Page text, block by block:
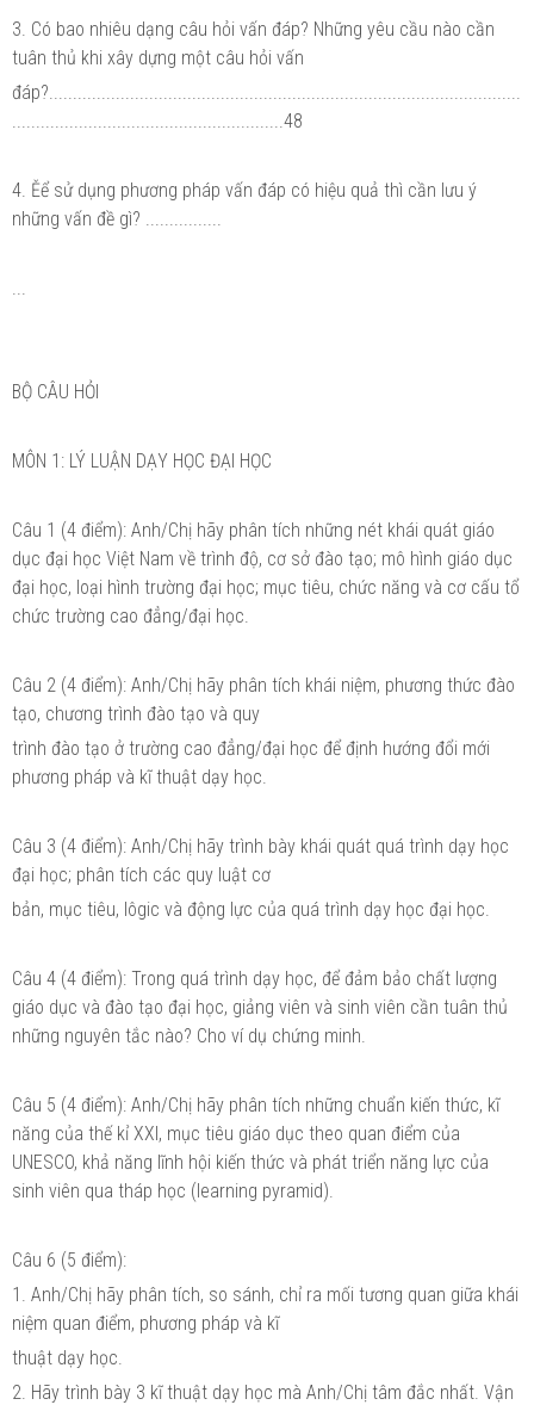
3. Có bao nhiêu dạng câu hỏi vấn đáp? Những yêu cầu nào cần
tuân thủ khi xây dựng một câu hỏi vấn
đáp?...................................................................................................
.........................................................48
4. Ěể sử dụng phương pháp vấn đáp có hiệu quả thì cần lưu ý
những vấn đề gì? ................
BỘ CÂU HỎI
MÔN 1: LÝ LUẬN DẠY HỌC ĐẠI HỌC
Câu 1 (4 điểm): Anh/Chị hãy phân tích những nét khái quát giáo
dục đại học Việt Nam về trình độ, cơ sở đào tạo; mô hình giáo dục
đại học, loại hình trường đại học; mục tiêu, chức năng và cơ cấu tổ
chức trường cao đẳng/đại học.
Câu 2 (4 điểm): Anh/Chị hãy phân tích khái niệm, phương thức đào
tạo, chương trình đào tạo và quy
trình đào tạo ở trường cao đẳng/đại học để định hướng đổi mới
phương pháp và kĩ thuật dạy học.
Câu 3 (4 điểm): Anh/Chị hãy trình bày khái quát quá trình dạy học
đại học; phân tích các quy luật cơ
bản, mục tiêu, lôgic và động lực của quá trình dạy học đại học.
Câu 4 (4 điểm): Trong quá trình dạy học, để đảm bảo chất lượng
giáo dục và đào tạo đại học, giảng viên và sinh viên cần tuân thủ
những nguyên tắc nào? Cho ví dụ chứng minh.
Câu 5 (4 điểm): Anh/Chị hãy phân tích những chuẩn kiến thức, kĩ
năng của thế kỉ XXI, mục tiêu giáo dục theo quan điểm của
UNESCO, khả năng lĩnh hội kiến thức và phát triển năng lực của
sinh viên qua tháp học (learning pyramid).
Câu 6 (5 điểm):
1. Anh/Chị hãy phân tích, so sánh, chỉ ra mối tương quan giữa khái
niệm quan điểm, phương pháp và kĩ
thuật dạy học.
2. Hãy trình bày 3 kĩ thuật dạy học mà Anh/Chị tâm đắc nhất. Vận